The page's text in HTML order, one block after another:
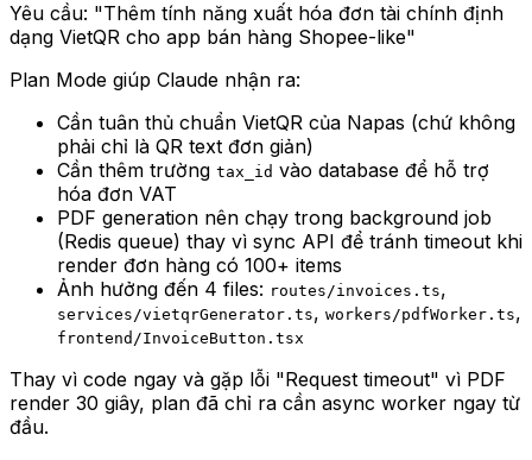
Yêu cầu: "Thêm tính năng xuất hóa đơn tài chính định
dạng VietQR cho app bán hàng Shopee-like"
Plan Mode giúp Claude nhận ra:
Cần tuân thủ chuẩn VietQR của Napas (chứ không
phải chỉ là QR text đơn giản)
Cần thêm trường tax_id vào database để hỗ trợ
hóa đơn VAT
PDF generation nên chạy trong background job
(Redis queue) thay vì sync API để tránh timeout khi
render đơn hàng có 100+ items
Ảnh hưởng đến 4 files: routes/invoices.ts,
services/vietqrGenerator.ts, workers/pdfWorker.ts,
frontend/InvoiceButton.tsx
Thay vì code ngay và gặp lỗi "Request timeout" vì PDF
render 30 giây, plan đã chỉ ra cần async worker ngay từ
đầu.